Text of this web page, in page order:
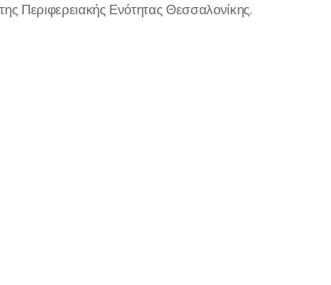
Περιφερειακής Ενότητας Θεσσαλονίκης.